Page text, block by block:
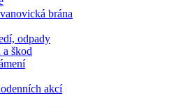
brána
odpady
a škod
akcí